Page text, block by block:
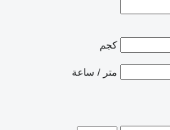
كجم
متر / ساعة